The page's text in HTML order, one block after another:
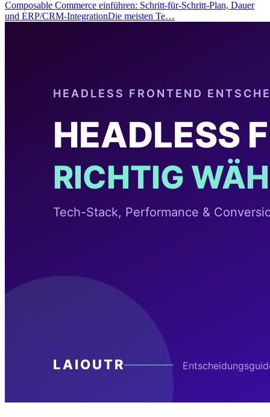
Composable Commerce einführen: Schritt-für-Schritt-Plan, Dauer
und ERP/CRM-IntegrationDie meisten Te…